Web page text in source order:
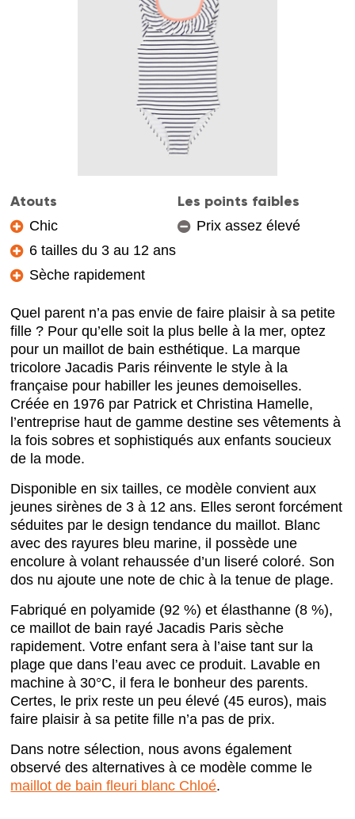
Atouts
Chic
6 tailles du 3 au 12 ans
Sèche rapidement
Les points faibles
Prix assez élevé
Quel parent n’a pas envie de faire plaisir à sa petite
fille ? Pour qu’elle soit la plus belle à la mer, optez
pour un maillot de bain esthétique. La marque
tricolore Jacadis Paris réinvente le style à la
française pour habiller les jeunes demoiselles.
Créée en 1976 par Patrick et Christina Hamelle,
l’entreprise haut de gamme destine ses vêtements à
la fois sobres et sophistiqués aux enfants soucieux
de la mode.
Disponible en six tailles, ce modèle convient aux
jeunes sirènes de 3 à 12 ans. Elles seront forcément
séduites par le design tendance du maillot. Blanc
avec des rayures bleu marine, il possède une
encolure à volant rehaussée d’un liseré coloré. Son
dos nu ajoute une note de chic à la tenue de plage.
Fabriqué en polyamide (92 %) et élasthanne (8 %),
ce maillot de bain rayé Jacadis Paris sèche
rapidement. Votre enfant sera à l’aise tant sur la
plage que dans l’eau avec ce produit. Lavable en
machine à 30°C, il fera le bonheur des parents.
Certes, le prix reste un peu élevé (45 euros), mais
faire plaisir à sa petite fille n’a pas de prix.
Dans notre sélection, nous avons également
observé des alternatives à ce modèle comme le
maillot de bain fleuri blanc Chloé.